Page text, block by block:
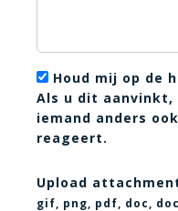
Houd mij op de
Als u dit aanvinkt,
iemand anders
reageert.
Upload
gif, png, pdf, doc,